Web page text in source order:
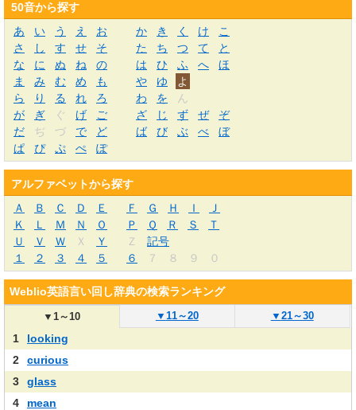
50音から探す
あ
い う え お か き く け
こ
さ
し す せ そ た ち つ て
と
な
に ぬ ね の は ひ ふ へ
ほ
ま
み む め も や ゆ
よ
ら
り る れ ろ わ を
ん
が
ぎ ぐ げ ご ざ じ ず ぜ
ぞ
だ
ぢ づ で ど ば び ぶ べ
ぼ
ぱ
ぴ ぷ ぺ ぽ
アルファベットから探す
Ａ
Ｂ Ｃ Ｄ Ｅ Ｆ Ｇ Ｈ Ｉ
Ｊ
Ｋ
Ｌ Ｍ Ｎ Ｏ Ｐ Ｑ Ｒ Ｓ
Ｔ
Ｕ
Ｖ Ｗ Ｘ Ｙ Ｚ
記号
１
２ ３ ４ ５ ６ ７ ８ ９ ０
Weblio英語言い回し辞典の検索ランキング
▼1～10 ▼ 11～20 ▼ 21～30
1
looking
2
curious
3
glass
4
mean